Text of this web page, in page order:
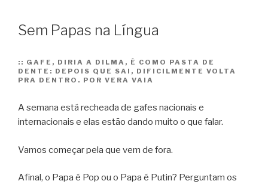
Sem Papas na Língua
:: GAFE, DIRIA A DILMA, É COMO PASTA DE
DENTE: DEPOIS QUE SAI, DIFICILMENTE VOLTA
PRA DENTRO. POR VERA VAIA
A semana está recheada de gafes nacionais e
internacionais e elas estão dando muito o que falar.
Vamos começar pela que vem de fora.
Afinal, o Papa é Pop ou o Papa é Putin? Perguntam os